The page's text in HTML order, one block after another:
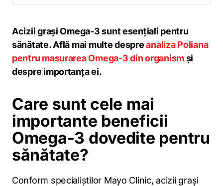
Acizii grași Omega-3 sunt esențiali pentru
sănătate. Află mai multe despreanaliza Poliana
pentru masurarea Omega-3 din organismși
despre importanța ei.
Care sunt cele mai
importante beneficii
Omega-3 dovedite pentru
sănătate?
Conform specialiștilor Mayo Clinic, acizii grași